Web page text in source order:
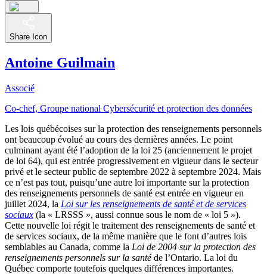
Share Icon
Antoine Guilmain
Associé
Co-chef, Groupe national Cybersécurité et protection des données
Les lois québécoises sur la protection des renseignements personnels
ont beaucoup évolué au cours des dernières années. Le point
culminant ayant été l’adoption de la loi 25 (anciennement le projet
de loi 64), qui est entrée progressivement en vigueur dans le secteur
privé et le secteur public de septembre 2022 à septembre 2024. Mais
ce n’est pas tout, puisqu’une autre loi importante sur la protection
des renseignements personnels de santé est entrée en vigueur en
juillet 2024, la Loi sur les renseignements de santé et de services
sociaux (la « LRSSS », aussi connue sous le nom de « loi 5 »).
Cette nouvelle loi régit le traitement des renseignements de santé et
de services sociaux, de la même manière que le font d’autres lois
semblables au Canada, comme la Loi de 2004 sur la protection des
renseignements personnels sur la santéde l’Ontario. La loi du
Québec comporte toutefois quelques différences importantes.